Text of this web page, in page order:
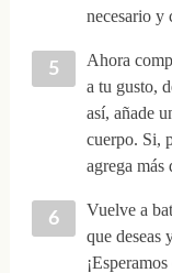
necesario y
Ahora
a tu gusto,
así, añade
cuerpo. Si,
agrega más
Vuelve a
que deseas